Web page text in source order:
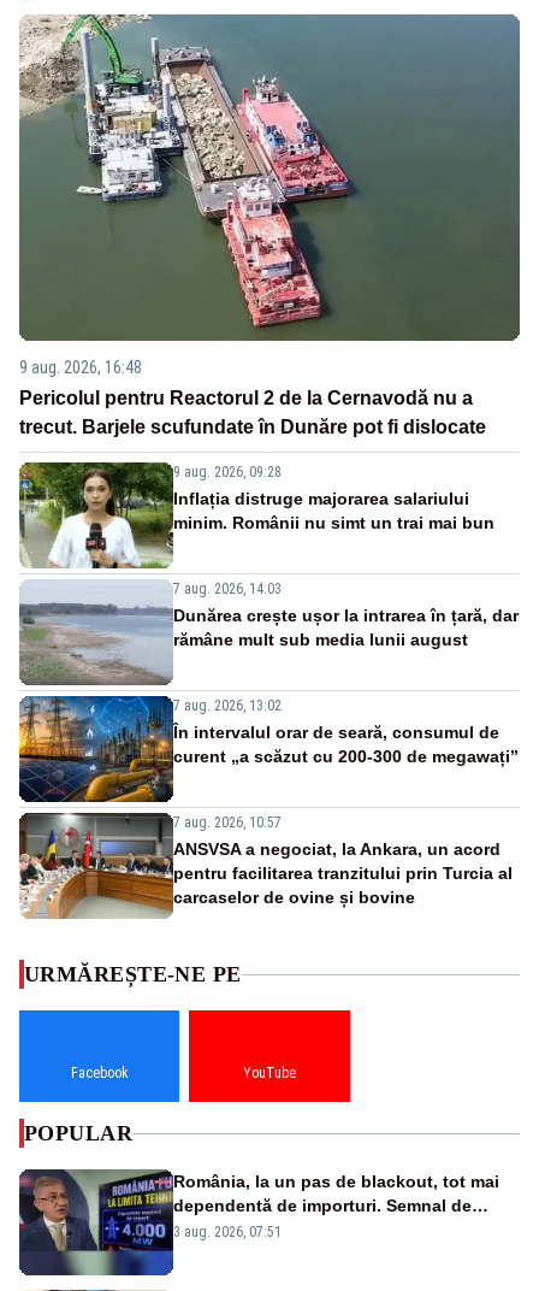
9 aug. 2026, 16:48
Pericolul pentru Reactorul 2 de la Cernavodă nu a
trecut. Barjele scufundate în Dunăre pot fi dislocate
9 aug. 2026, 09:28
Inflația distruge majorarea salariului
minim. Românii nu simt un trai mai bun
7 aug. 2026, 14:03
Dunărea crește ușor la intrarea în țară, dar
rămâne mult sub media lunii august
7 aug. 2026, 13:02
În intervalul orar de seară, consumul de
curent „a scăzut cu 200-300 de megawați”
7 aug. 2026, 10:57
ANSVSA a negociat, la Ankara, un acord
pentru facilitarea tranzitului prin Turcia al
carcaselor de ovine și bovine
URMĂREȘTE-NE PE
Facebook YouTube
POPULAR
România, la un pas de blackout, tot mai
dependentă de importuri. Semnal de
alarmă tras de un expert în energie
3 aug. 2026, 07:51